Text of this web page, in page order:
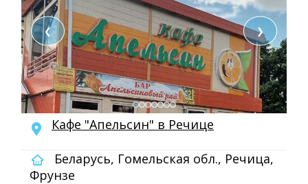
❮ ❯
Кафе "Апельсин" в Речице
Беларусь, Гомельская обл., Речица,
Фрунзе